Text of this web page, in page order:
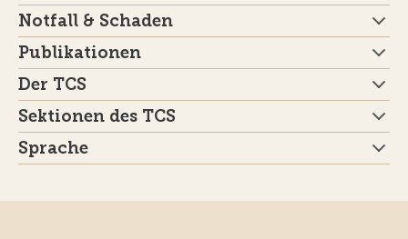
Notfall & Schaden
Publikationen
Der TCS
Sektionen des TCS
Sprache